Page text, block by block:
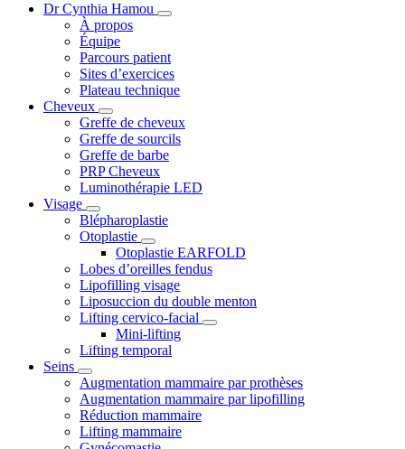
Dr Cynthia Hamou
À propos
Équipe
Parcours patient
Sites d’exercices
Plateau technique
Cheveux
Greffe de cheveux
Greffe de sourcils
Greffe de barbe
PRP Cheveux
Luminothérapie LED
Visage
Blépharoplastie
Otoplastie
Otoplastie EARFOLD
Lobes d’oreilles fendus
Lipofilling visage
Liposuccion du double menton
Lifting cervico-facial
Mini-lifting
Lifting temporal
Seins
Augmentation mammaire par prothèses
Augmentation mammaire par lipofilling
Réduction mammaire
Lifting mammaire